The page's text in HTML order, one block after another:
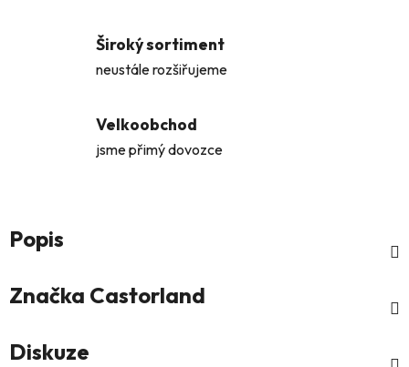
Široký sortiment
neustále rozšiřujeme
Velkoobchod
jsme přimý dovozce
Popis
Značka Castorland
Diskuze